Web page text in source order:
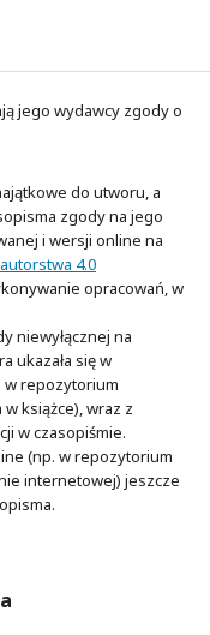
jego wydawcy zgody o
do utworu, a
zgody na jego
i wersji online na
4.0
opracowań, w
niewyłącznej na
ukazała się w
w repozytorium
książce), wraz z
w czasopiśmie.
(np. w repozytorium
internetowej) jeszcze